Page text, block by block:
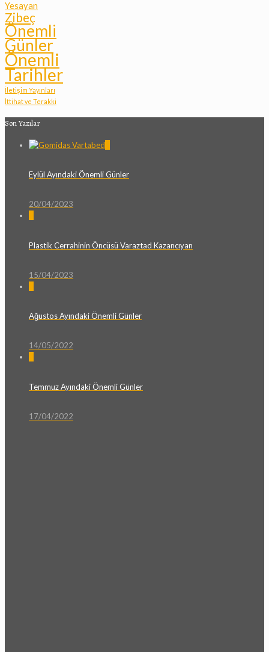
Yesayan
Zibeç
Önemli
Günler
Önemli
Tarihler
İletişim Yayınları
İttihat ve Terakki
Son Yazılar
Eylül Ayındaki Önemli Günler
20/04/2023
Plastik Cerrahinin Öncüsü Varaztad Kazancıyan
15/04/2023
Ağustos Ayındaki Önemli Günler
14/05/2022
Temmuz Ayındaki Önemli Günler
17/04/2022